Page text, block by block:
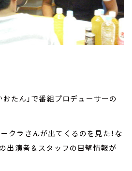
おたん」で番組プロデューサーの
クラさんが出てくるのを見た！な
出演者＆スタッフの目撃情報が